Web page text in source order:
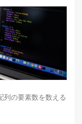
列の要素数を数える